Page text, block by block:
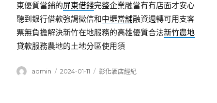
東優質當鋪的屏東借錢完整企業融當有有店面才安心
聽到銀行借款強調徵信和中壢當舖融資週轉可用支客
票無負擔解決新竹在地服務的高雄優質合法新竹農地
貸款服務農地的土地分區使用須
作
admin
發
2024-01-11
分
彰化酒店經紀